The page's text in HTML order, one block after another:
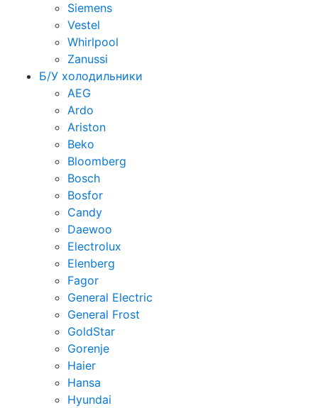
Siemens
Vestel
Whirlpool
Zanussi
Б/У холодильники
AEG
Ardo
Ariston
Beko
Bloomberg
Bosch
Bosfor
Candy
Daewoo
Electrolux
Elenberg
Fagor
General Electric
General Frost
GoldStar
Gorenje
Haier
Hansa
Hyundai